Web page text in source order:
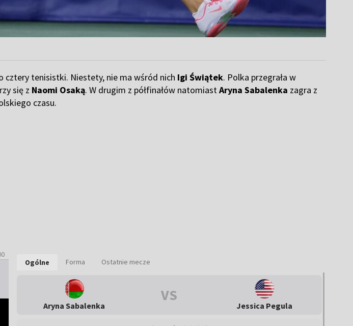
cztery tenisistki. Niestety, nie ma wśród nich Igi Świątek. Polka przegrała w
się z Naomi Osaką. W drugim z półfinałów natomiastAryna Sabalenka zagra z
czasu.
Ogólne Forma Ostatnie mecze
Aryna Sabalenka
VS
Jessica Pegula